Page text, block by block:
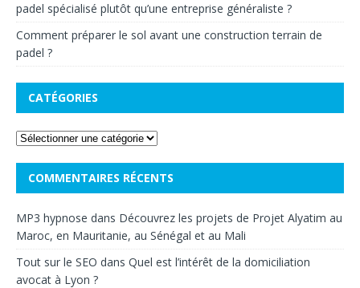
padel spécialisé plutôt qu’une entreprise généraliste ?
Comment préparer le sol avant une construction terrain de
padel ?
CATÉGORIES
COMMENTAIRES RÉCENTS
MP3 hypnose dans Découvrez les projets de Projet Alyatim au
Maroc, en Mauritanie, au Sénégal et au Mali
Tout sur le SEO dans Quel est l’intérêt de la domiciliation
avocat à Lyon ?